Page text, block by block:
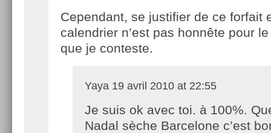
Cependant, se justifier de ce forfait
calendrier n’est pas honnête pour
que je conteste.
Yaya 19 avril 2010 at 22:55
Je suis ok avec toi. à 100%.
Nadal sèche Barcelone c’est